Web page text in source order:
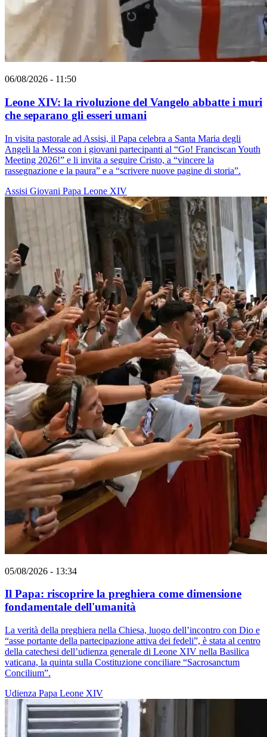
06/08/2026 - 11:50
Leone XIV: la rivoluzione del Vangelo abbatte i muri
che separano gli esseri umani
In visita pastorale ad Assisi, il Papa celebra a Santa Maria degli
Angeli la Messa con i giovani partecipanti al “Go! Franciscan Youth
Meeting 2026!” e li invita a seguire Cristo, a “vincere la
rassegnazione e la paura” e a “scrivere nuove pagine di storia”.
Assisi Giovani Papa Leone XIV
05/08/2026 - 13:34
Il Papa: riscoprire la preghiera come dimensione
fondamentale dell'umanità
La verità della preghiera nella Chiesa, luogo dell’incontro con Dio e
“asse portante della partecipazione attiva dei fedeli”, è stata al centro
della catechesi dell’udienza generale di Leone XIV nella Basilica
vaticana, la quinta sulla Costituzione conciliare “Sacrosanctum
Concilium”.
Udienza Papa Leone XIV